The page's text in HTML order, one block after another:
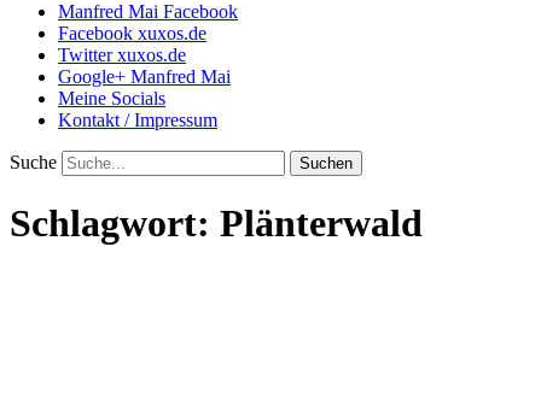
Manfred Mai Facebook
Facebook xuxos.de
Twitter xuxos.de
Google+ Manfred Mai
Meine Socials
Kontakt / Impressum
Suche
Schlagwort: Plänterwald